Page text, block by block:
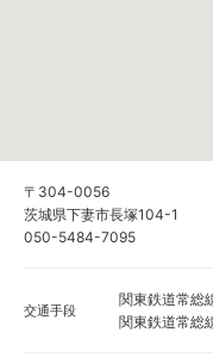
〒304-0056
茨城県下妻市長塚104-1
050-5484-7095
交通手段
関東鉄道常総
関東鉄道常総